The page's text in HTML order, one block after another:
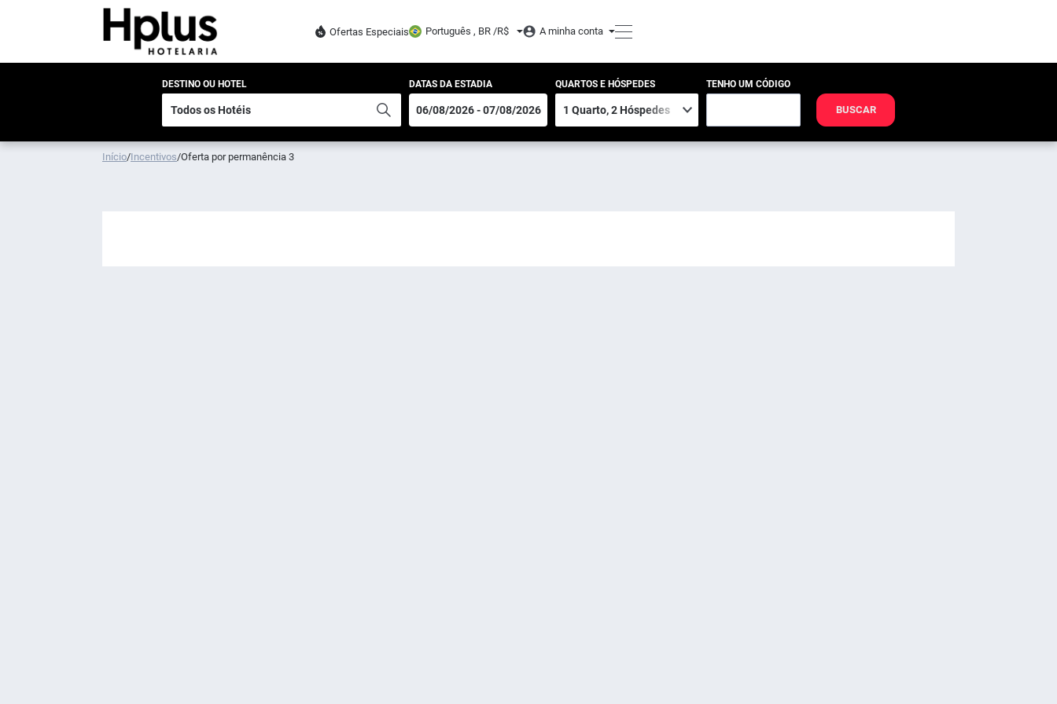
Ofertas Especiais Português , BR /R$ A minha conta
DESTINO OU HOTEL DATAS DA ESTADIA QUARTOS E HÓSPEDES TENHO UM CÓDIGO
BUSCAR
Início/Incentivos/Oferta por permanência 3